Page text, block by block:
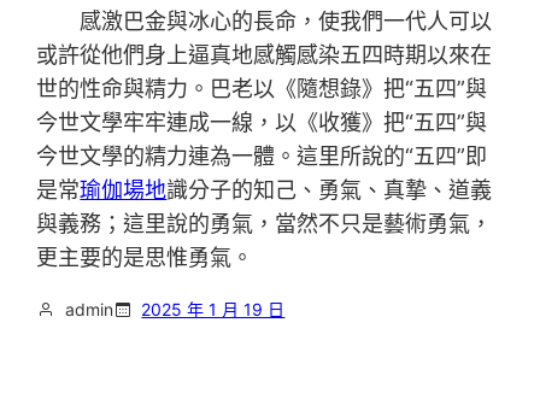
感激巴金與冰心的長命，使我們一代人可以
或許從他們身上逼真地感觸感染五四時期以來在
世的性命與精力。巴老以《隨想錄》把“五四”與
今世文學牢牢連成一線，以《收獲》把“五四”與
今世文學的精力連為一體。這里所說的“五四”即
是常瑜伽場地識分子的知己、勇氣、真摯、道義
與義務；這里說的勇氣，當然不只是藝術勇氣，
更主要的是思惟勇氣。
admin 2025 年 1 月 19 日